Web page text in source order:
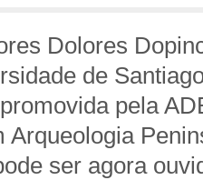
Dopinco
de
pela
Arqueologia
ser agora